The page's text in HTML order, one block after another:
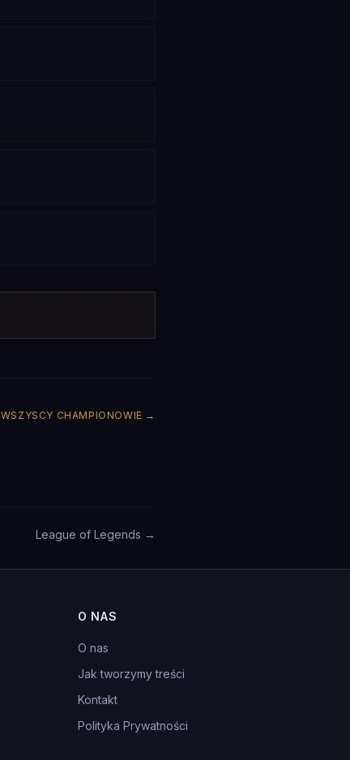
WSZYSCY CHAMPIONOWIE →
League of Legends →
O NAS
O nas
Jak tworzymy treści
Kontakt
Polityka Prywatności